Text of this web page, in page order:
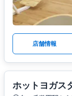
店舗情報
ホットヨガス